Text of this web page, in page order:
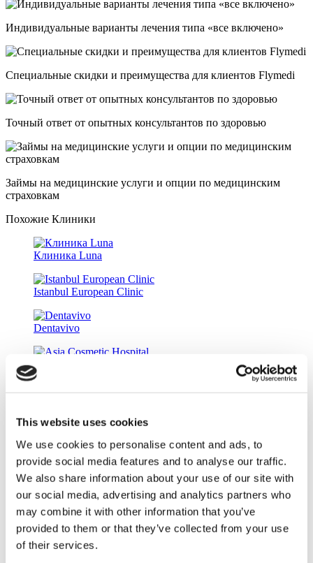
This website uses cookies
We use cookies to personalise content and ads, to
provide social media features and to analyse our traffic.
We also share information about your use of our site with
our social media, advertising and analytics partners who
may combine it with other information that you’ve
provided to them or that they’ve collected from your use
of their services.
Индивидуальные варианты лечения типа «все включено»
Специальные скидки и преимущества для клиентов Flymedi
Точный ответ от опытных консультантов по здоровью
Займы на медицинские услуги и опции по медицинским
страховкам
Похожие Клиники
Клиника Luna
Istanbul European Clinic
Dentavivo
Asia Cosmetic Hospital
Мемориальный госпиталь Шишли
Университетский госпиталь Medipol
Клиника Estethica Atasehir